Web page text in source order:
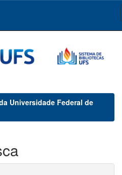
Universidade Federal de